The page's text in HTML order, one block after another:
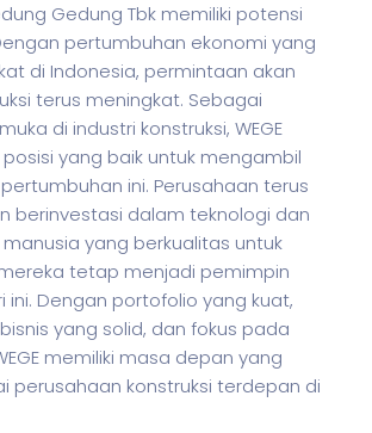
Gedung Tbk memiliki potensi
pertumbuhan ekonomi yang
di Indonesia, permintaan akan
terus meningkat. Sebagai
di industri konstruksi, WEGE
yang baik untuk mengambil
ini. Perusahaan terus
berinvestasi dalam teknologi dan
yang berkualitas untuk
tetap menjadi pemimpin
ini. Dengan portofolio yang kuat,
bisnis yang solid, dan fokus pada
memiliki masa depan yang
perusahaan konstruksi terdepan di